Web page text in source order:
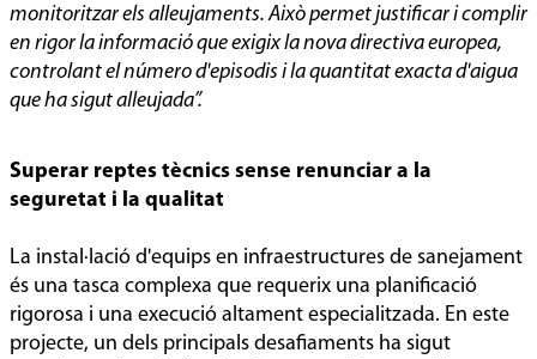
monitoritzar els alleujaments. Això permet justificar i complir
en rigor la informació que exigix la nova directiva europea,
controlant el número d'episodis i la quantitat exacta d'aigua
que ha sigut alleujada”.
Superar reptes tècnics sense renunciar a la
seguretat i la qualitat
La instal·lació d'equips en infraestructures de sanejament
és una tasca complexa que requerix una planificació
rigorosa i una execució altament especialitzada. En este
projecte, un dels principals desafiaments ha sigut